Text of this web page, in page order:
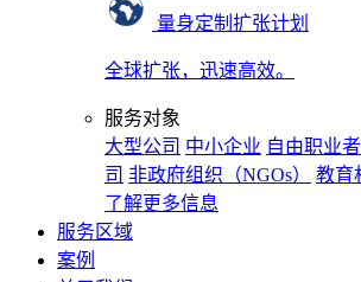
量身定制扩张计划
全球扩张，迅速高效。
服务对象
大型公司 中小企业 自由职业者
司 非政府组织（NGOs）
教育
了解更多信息
服务区域
案例